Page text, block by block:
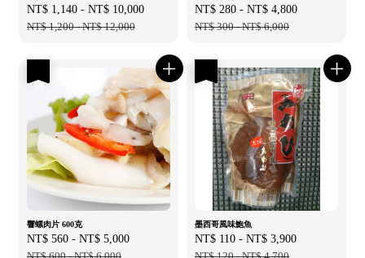
Sale
price
NT$ 1,140 - NT$ 10,000
NT$ 1,200-NT$ 12,000
Sale
price
NT$ 280 - NT$ 4,800
NT$ 300-NT$ 6,000
響螺肉片 600克
Sale
NT$ 560 - NT$ 5,000
墨西哥風味鮑魚
Sale
NT$ 110 - NT$ 3,900